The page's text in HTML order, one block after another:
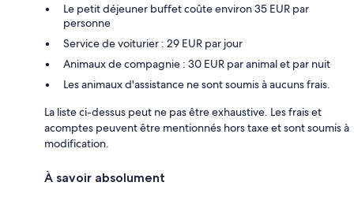
Le petit déjeuner buffet coûte environ 35 EUR par
personne
Service de voiturier : 29 EUR par jour
Animaux de compagnie : 30 EUR par animal et par nuit
Les animaux d'assistance ne sont soumis à aucuns frais.
La liste ci-dessus peut ne pas être exhaustive. Les frais et
acomptes peuvent être mentionnés hors taxe et sont soumis à
modification.
À savoir absolument